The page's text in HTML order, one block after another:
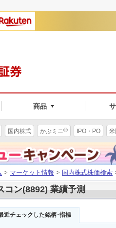
商品
国内株式 かぶミニ® IPO・PO
> マーケット情報 > 国内株式株価検索
コン(8892) 業績予測
近チェックした銘柄･指標